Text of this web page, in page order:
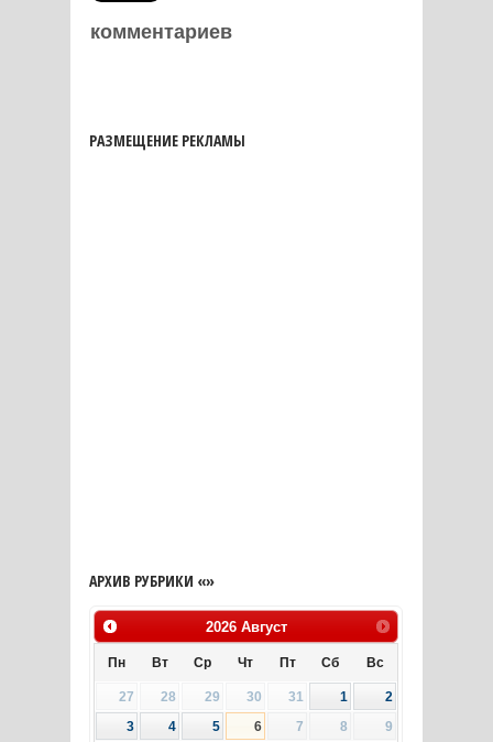
комментариев
РАЗМЕЩЕНИЕ РЕКЛАМЫ
АРХИВ РУБРИКИ «»
2026 Август
Пн Вт Ср Чт Пт Сб Вс
27 28 29 30 31 1
2
3
4 5 6 7 8
9